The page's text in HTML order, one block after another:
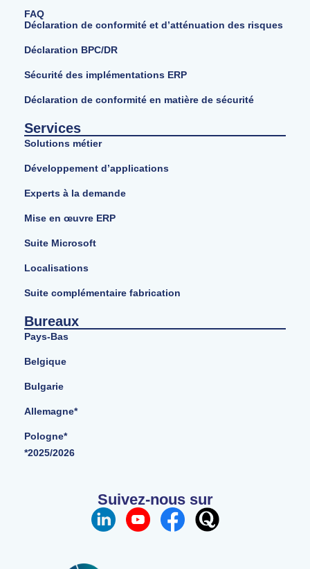
FAQ
Déclaration de conformité et d’atténuation des risques
Déclaration BPC/DR
Sécurité des implémentations ERP
Déclaration de conformité en matière de sécurité
Services
Solutions métier
Développement d’applications
Experts à la demande
Mise en œuvre ERP
Suite Microsoft
Localisations
Suite complémentaire fabrication
Bureaux
Pays-Bas
Belgique
Bulgarie
Allemagne*
Pologne*
*2025/2026
Suivez-nous sur